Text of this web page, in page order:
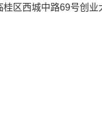
区西城中路69号创业